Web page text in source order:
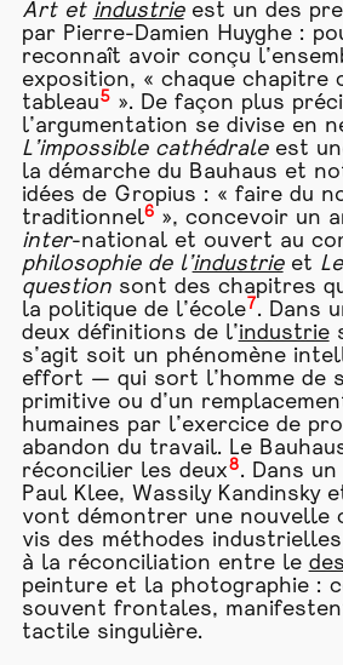
Art et industrieest un des
par Pierre-Damien Huyghe :
reconnaît avoir conçu
exposition, « chaque chapitre
tableau5». De façon plus
l’argumentation se divise en
L’impossible cathédraleest
la démarche du Bauhaus et
idées de Gropius : « faire du
traditionnel6», concevoir un
inter-national et ouvert au
philosophie de l’industrieet Le
questionsont des chapitres
la politique de l’école7. Dans
deux définitions de l’industrie
s’agit soit un phénomène
effort — qui sort l’homme de
primitive ou d’un
humaines par l’exercice de
abandon du travail. Le
réconcilier les deux8. Dans
Paul Klee, Wassily Kandinsky
vont démontrer une nouvelle
vis des méthodes
à la réconciliation entre le
peinture et la photographie :
souvent frontales,
tactile singulière.